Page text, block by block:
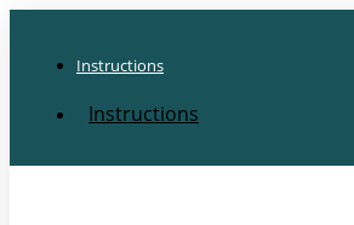
Instructions
Instructions